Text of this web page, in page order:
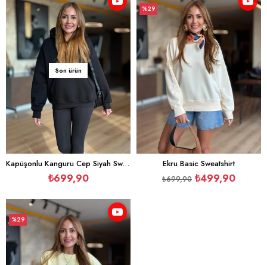
Son ürün
Kapüşonlu Kanguru Cep Siyah Sweatshirt
₺699,90
Ekru Basic Sweatshirt
₺499,90
₺699,90
%29
%29İndirim
%29
%29İndirim